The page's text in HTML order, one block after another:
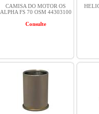
CAMISA DO MOTOR OS
ALPHA FS 70 OSM 44303100
Consulte